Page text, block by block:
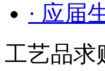
· 应届
工艺品求